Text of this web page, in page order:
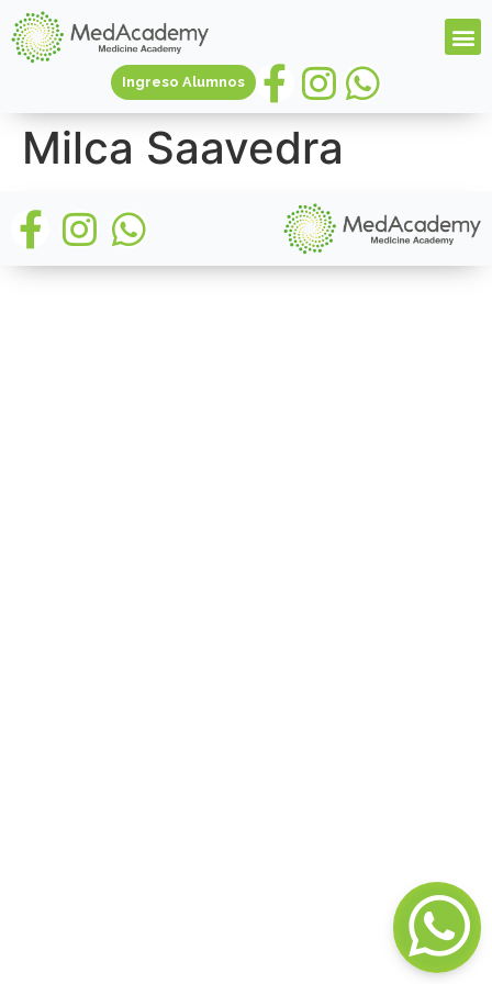
Ingreso Alumnos
Milca Saavedra